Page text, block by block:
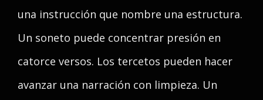
una instrucción que nombre una estructura.
Un soneto puede concentrar presión en
catorce versos. Los tercetos pueden hacer
avanzar una narración con limpieza. Un